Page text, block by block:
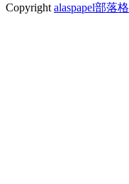
Copyright alaspapel部落格